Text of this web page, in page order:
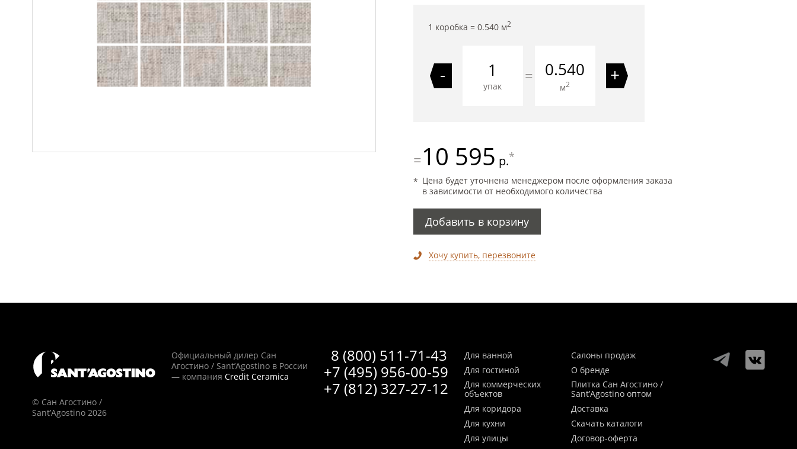
1 коробка = 0.540м2
-
упак
= 0.540
м2 +
=10 595 р.*
Цена будет уточнена менеджером после оформления заказа
в зависимости от необходимого количества
Добавить в корзину
Хочу купить, перезвоните
© Сан Агостино /
Sant’Agostino 2026
8 (800) 511-71-43
+7 (495) 956-00-59
+7 (812) 327-27-12
Официальный дилер Сан
Агостино / Sant’Agostino в России
— компания Credit Ceramica
Для ванной
Для гостиной
Для коммерческих
объектов
Для коридора
Для кухни
Для улицы
Салоны продаж
О бренде
Плитка Сан Агостино /
Sant’Agostino оптом
Доставка
Скачать каталоги
Договор-оферта